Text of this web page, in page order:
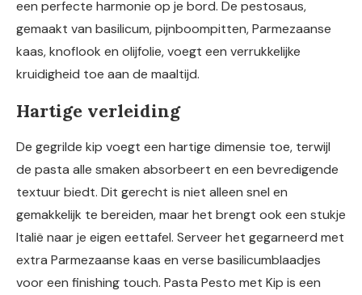
een perfecte harmonie op je bord. De pestosaus,
gemaakt van basilicum, pijnboompitten, Parmezaanse
kaas, knoflook en olijfolie, voegt een verrukkelijke
kruidigheid toe aan de maaltijd.
Hartige verleiding
De gegrilde kip voegt een hartige dimensie toe, terwijl
de pasta alle smaken absorbeert en een bevredigende
textuur biedt. Dit gerecht is niet alleen snel en
gemakkelijk te bereiden, maar het brengt ook een stukje
Italië naar je eigen eettafel. Serveer het gegarneerd met
extra Parmezaanse kaas en verse basilicumblaadjes
voor een finishing touch. Pasta Pesto met Kip is een